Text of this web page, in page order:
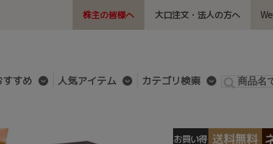
株主の皆様へ 大口注文・法人の方へ
すめ 人気アイテム カテゴリ検索